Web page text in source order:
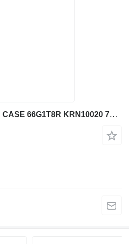
Calculator ECU pentru CASE 66G1T8R KRN10020 777007596 unidad de control para maquinaria de construcción